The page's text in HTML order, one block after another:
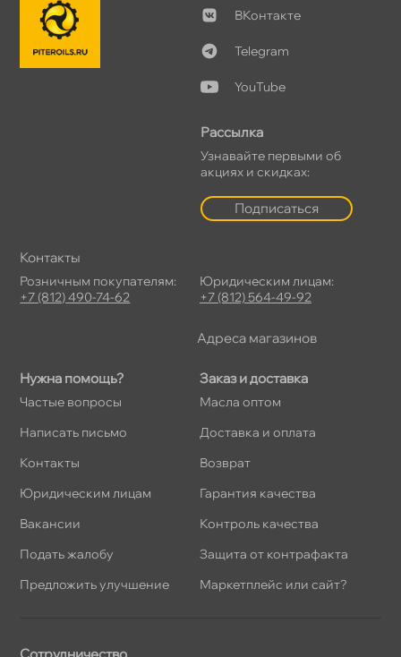
Нужна помощь?
Частые вопросы
Написать письмо
Контакты
Юридическим лицам
акансии
Подать жалобу
Предложить улучшение
Заказ и доставка
Масла оптом
Доставка и оплата
озврат
Гарантия качества
Контроль качества
Защита от контрафакта
Маркетплейс или сайт?
Контакте
Telegram
YouTube
Рассылка
Узнавайте первыми о
акциях и скидках:
Подписаться
Сотрудничество
Контакты
Розничным покупателям:
+7 (812) 490-74-62
Юридическим лицам:
+7 (812) 564-49-92
Адреса магазино